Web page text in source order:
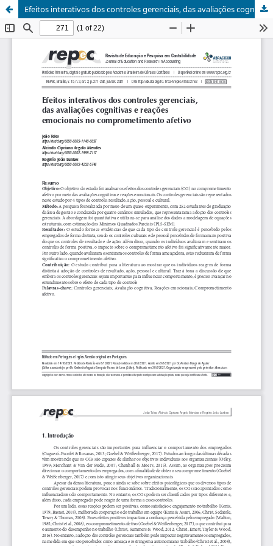
Efeitos interativos dos controles gerenciais, das avaliações cognitivas e reações emocionais no comprometimento afetivo